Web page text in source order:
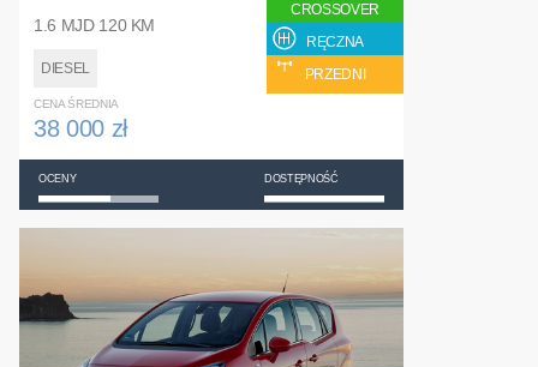
1.6 MJD 120 KM
DIESEL
CROSSOVER
RĘCZNA
PRZEDNI
CENA ŚREDNIA
38 000 zł
OCENY DOSTĘPNOŚĆ